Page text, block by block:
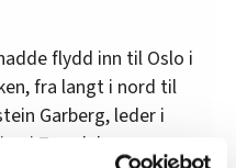
flydd inn til Oslo i
fra langt i nord til
Garberg, leder i
i Trøndelag.